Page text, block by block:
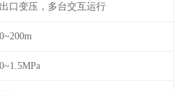
出口变压，多台交互运行
0~200m
0~1.5MPa